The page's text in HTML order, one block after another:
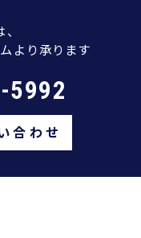
より承ります
5992
合わせ